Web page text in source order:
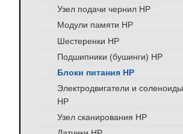
Узел подачи чернил HP
Модули памяти HP
Шестеренки HP
Подшипники (бушинги) HP
Блоки питания HP
Электродвигатели и соленоиды
HP
Узел сканирования HP